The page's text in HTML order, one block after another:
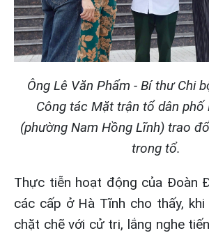
Ông Lê Văn Phẩm - Bí thư Chi
Công tác Mặt trận tổ dân phố
(phường Nam Hồng Lĩnh) trao
trong tổ.
Thực tiễn hoạt động của Đoàn
các cấp ở Hà Tĩnh cho thấy,
chặt chẽ với cử tri, lắng nghe